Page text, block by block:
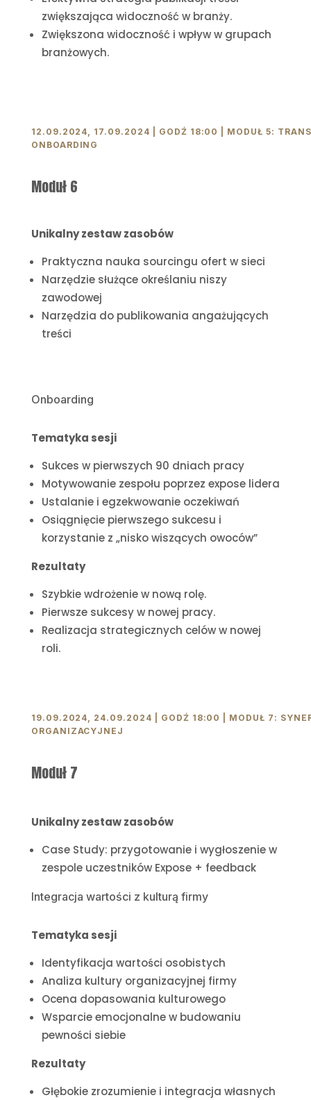
zwiększająca widoczność w branży.
Zwiększona widoczność i wpływ w grupach
branżowych.
12.09.2024, 17.09.2024 | GODŹ 18:00 | MODUŁ 5:
ONBOARDING
Moduł 6
Unikalny zestaw zasobów
Praktyczna nauka sourcingu ofert w sieci
Narzędzie służące określaniu niszy
zawodowej
Narzędzia do publikowania angażujących
treści
Onboarding
Tematyka sesji
Sukces w pierwszych 90 dniach pracy
Motywowanie zespołu poprzez expose lidera
Ustalanie i egzekwowanie oczekiwań
Osiągnięcie pierwszego sukcesu i
korzystanie z „nisko wiszących owoców”
Rezultaty
Szybkie wdrożenie w nową rolę.
Pierwsze sukcesy w nowej pracy.
Realizacja strategicznych celów w nowej
roli.
19.09.2024, 24.09.2024 | GODŹ 18:00 | MODUŁ 7:
ORGANIZACYJNEJ
Moduł 7
Unikalny zestaw zasobów
Case Study: przygotowanie i wygłoszenie w
zespole uczestników Expose + feedback
Integracja wartości z kulturą firmy
Tematyka sesji
Identyfikacja wartości osobistych
Analiza kultury organizacyjnej firmy
Ocena dopasowania kulturowego
Wsparcie emocjonalne w budowaniu
pewności siebie
Rezultaty
Głębokie zrozumienie i integracja własnych